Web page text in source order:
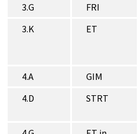
3.G FRI
3.K
ET
4.A GIM
4.D
STRT